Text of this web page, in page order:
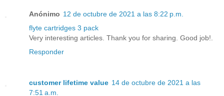
Anónimo 12 de octubre de 2021 a las 8:22 p.m.
flyte cartridges 3 pack
Very interesting articles. Thank you for sharing. Good job!.
Responder
customer lifetime value 14 de octubre de 2021 a las
7:51 a.m.